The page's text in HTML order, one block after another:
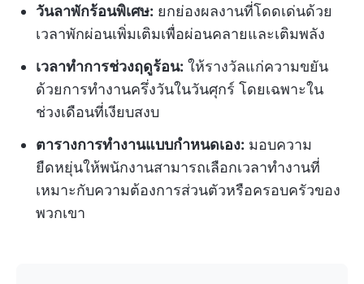
วันลาพักร้อนพิเศษ: ยกย่องผลงานที่โดดเด่นด้วย
เวลาพักผ่อนเพิ่มเติมเพื่อผ่อนคลายและเติมพลัง
เวลาทำการช่วงฤดูร้อน: ให้รางวัลแก่ความขยัน
ด้วยการทำงานครึ่งวันในวันศุกร์ โดยเฉพาะใน
ช่วงเดือนที่เงียบสงบ
ตารางการทำงานแบบกำหนดเอง: มอบความ
ยืดหยุ่นให้พนักงานสามารถเลือกเวลาทำงานที่
เหมาะกับความต้องการส่วนตัวหรือครอบครัวของ
พวกเขา